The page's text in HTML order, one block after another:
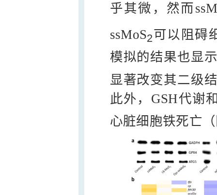
乎其微，然而
ssMoS2可以阻碍
模拟的结果也显
显著改变其二级
此外，GSH代谢
心脏细胞铁死亡（